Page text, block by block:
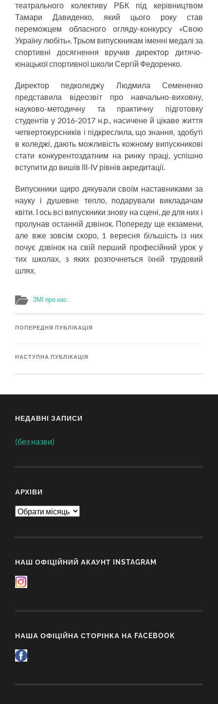
театрального колективу РБК під керівництвом
Тамари Давиденко, який цього року став
переможцем обласного огляду-конкурсу «Свою
Україну любіть». Трьом випускникам іменні медалі за
спортивні досягнення вручив директор дитячо-
юнацької спортивної школи Сергій Федоренко.
Директор педколеджу Людмила Семененко
представила відеозвіт про навчально-виховну,
науково-методичну та практичну підготовку
студентів у 2016-2017 н.р., насичене й цікаве життя
четвертокурсників і підкреслила, що знання, здобуті
в коледжі, дають можливість кожному випускникові
стати конкурентоздатним на ринку праці, успішно
вступити до вишів ІІІ-ІV рівнів акредитації.
Випускники щиро дякували своїм наставниками за
науку і душевне тепло, подарували викладачам
квіти. І ось всі випускники знову на сцені, де для них і
пролунав останній дзвінок. Попереду ще екзамени,
але вже зовсім скоро, 1 вересня більшість із них
почує дзвінок на свій перший професійний урок у
тих школах, з яких розпочнеться їхній трудовий
шлях.
ЗМІ про нас
ПОПЕРЕДНЯ ПУБЛІКАЦІЯ
НАСТУПНА ПУБЛІКАЦІЯ
НЕДАВНІ ЗАПИСИ
(без назви)
АРХІВИ
Архіви
НАШ ОФІЦІЙНИЙ АКАУНТ INSTAGRAM
НАША ОФІЦІЙНА СТОРІНКА НА FACEBOOK